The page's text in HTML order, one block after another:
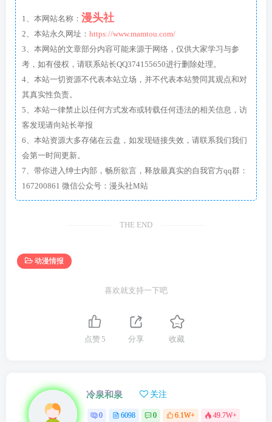
1、本网站名称： 漫头社
2、本站永久网址： https://www.mamtou.com/
3、本网站的文章部分内容可能来源于网络，仅供大家学习与参
考，如有侵权，请联系站长QQ374155650进行删除处理。
4、本站一切资源不代表本站立场，并不代表本站赞同其观点和对
其真实性负责。
5、本站一律禁止以任何方式发布或转载任何违法的相关信息，访
客发现请向站长举报
6、本站资源大多存储在云盘，如发现链接失效，请联系我们我们
会第一时间更新。
7、带你进入绅士内部，畅所欲言，释放最真实的自我官方qq群：
167200861 微信公众号：漫头社M站
THE END
动漫情报
喜欢就支持一下吧
点赞 5 分享 收藏
冷泉和泉 关注
0 6098 0 6.1W+ 49.7W+